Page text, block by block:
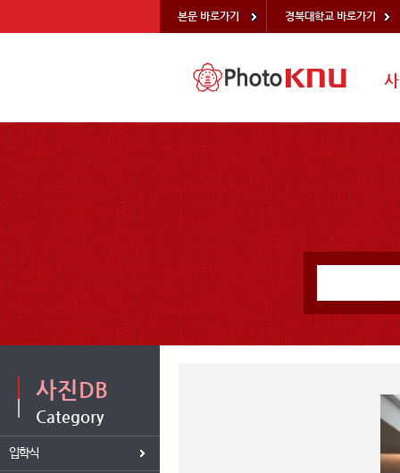
본문 바로가기 경북대학교 바로가기
사진DB
Category
입학식